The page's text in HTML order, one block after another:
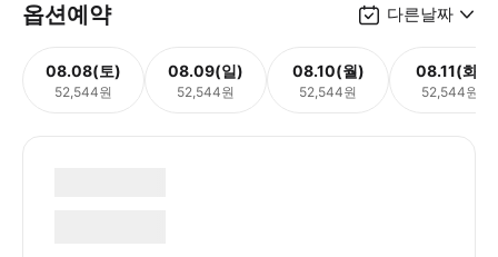
옵션예약 다른날짜
08.08(토)
52,544원
08.09(일)
52,544원
08.10(월)
52,544원
08.11(화)
52,544원